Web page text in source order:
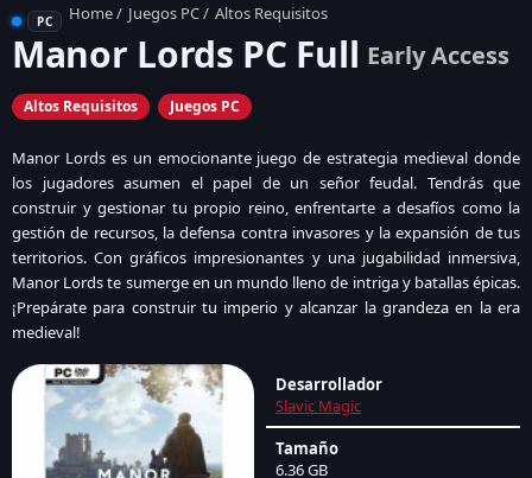
PC Home/ Juegos PC/ Altos Requisitos
Manor Lords PC Full Early Access
Altos Requisitos Juegos PC
Manor Lords es un emocionante juego de estrategia medieval donde
los jugadores asumen el papel de un señor feudal. Tendrás que
construir y gestionar tu propio reino, enfrentarte a desafíos como la
gestión de recursos, la defensa contra invasores y la expansión de tus
territorios. Con gráficos impresionantes y una jugabilidad inmersiva,
Manor Lords te sumerge en un mundo lleno de intriga y batallas épicas.
¡Prepárate para construir tu imperio y alcanzar la grandeza en la era
medieval!
Desarrollador
Slavic Magic
Tamaño
6.36 GB